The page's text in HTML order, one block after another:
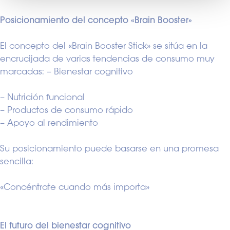
Posicionamiento del concepto «Brain Booster»
El concepto del «Brain Booster Stick» se sitúa en la
encrucijada de varias tendencias de consumo muy
marcadas: – Bienestar cognitivo
– Nutrición funcional
– Productos de consumo rápido
– Apoyo al rendimiento
Su posicionamiento puede basarse en una promesa
sencilla:
«Concéntrate cuando más importa»
El futuro del bienestar cognitivo